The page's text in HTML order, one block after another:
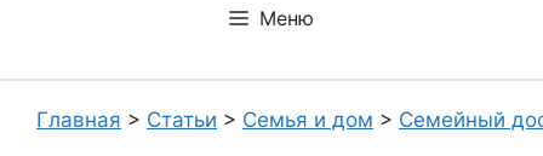
Меню
Главная > Статьи > Семья и дом > Семейный